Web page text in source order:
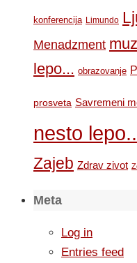
konferencija Limundo
Menadzment
lepo... obrazovanje
prosveta Savremeni
nesto
Zajeb Zdrav zivot
Meta
Log in
Entries feed